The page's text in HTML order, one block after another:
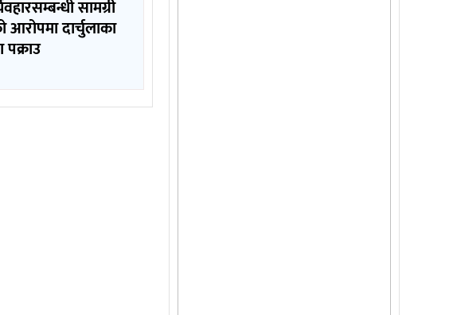
सामग्री
आरोपमा दार्चुलाका